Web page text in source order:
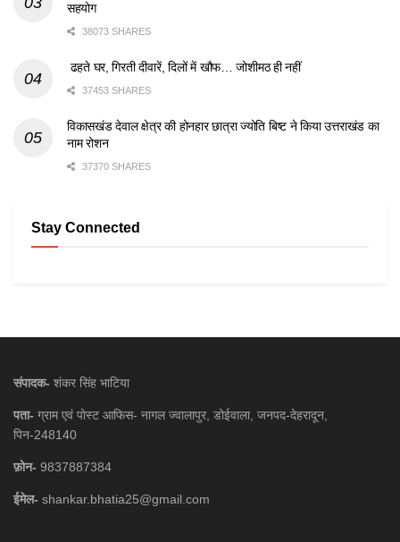
सहयोग
38073 SHARES
ढहते घर, गिरती दीवारें, दिलों में खौफ… जोशीमठ ही नहीं
37453 SHARES
विकासखंड देवाल क्षेत्र की होनहार छात्रा ज्योति बिष्ट ने किया उत्तराखंड का
नाम रोशन
37370 SHARES
Stay Connected
संपादक- शंकर सिंह भाटिया
पता- ग्राम एवं पोस्ट आफिस- नागल ज्वालापुर, डोईवाला, जनपद-देहरादून,
पिन-248140
फ़ोन- 9837887384
ईमेल- shankar.bhatia25@gmail.com